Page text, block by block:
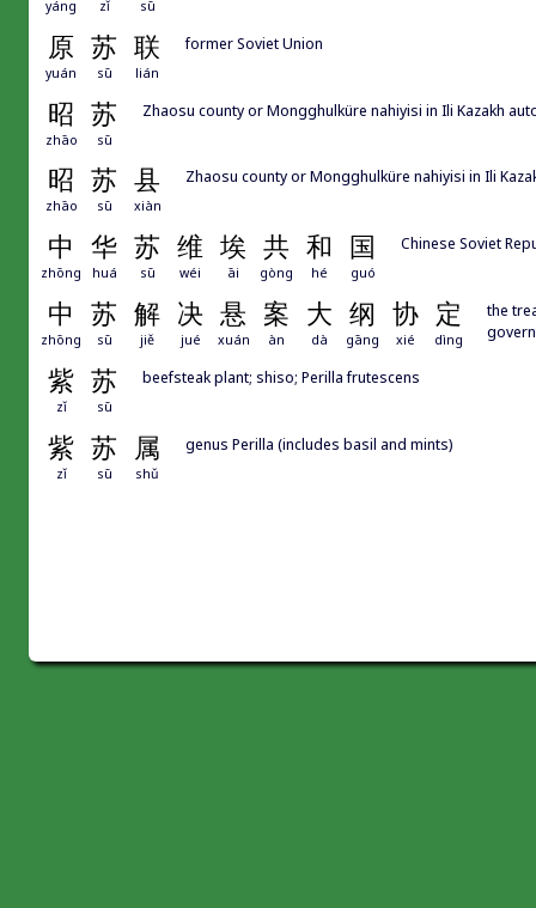
yáng zǐ sū
原 苏 联
yuán sū lián
former Soviet Union
昭 苏
zhāo sū
Zhaosu county or Mongghulküre nahiyisi in Ili Kazakh
昭 苏 县
zhāo sū xiàn
Zhaosu county or Mongghulküre nahiyisi in Ili
中 华 苏 维 埃 共 和 国
zhōng huá sū wéi āi gòng hé guó
Chinese Soviet
中 苏 解 决 悬 案 大 纲 协 定
zhōng sū jiě jué xuán àn dà gāng xié dìng
the
紫 苏
zǐ sū
beefsteak plant; shiso; Perilla frutescens
紫 苏 属
zǐ sū shǔ
genus Perilla (includes basil and mints)